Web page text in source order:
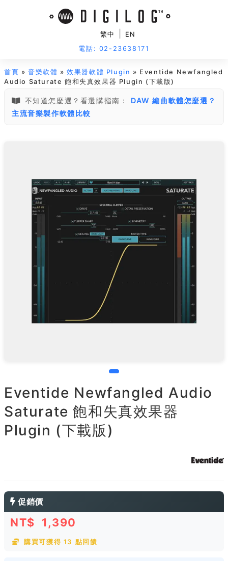
繁中
EN
電話: 02-23638171
首頁 »音樂軟體 »效果器軟體 Plugin » Eventide Newfangled
Audio Saturate 飽和失真效果器 Plugin (下載版)
不知道怎麼選？看選購指南：
DAW 編曲軟體怎麼選？
主流音樂製作軟體比較
Eventide Newfangled Audio
Saturate 飽和失真效果器
Plugin (下載版)
促銷價
NT$ 1,390
購買可獲得 13 點回饋